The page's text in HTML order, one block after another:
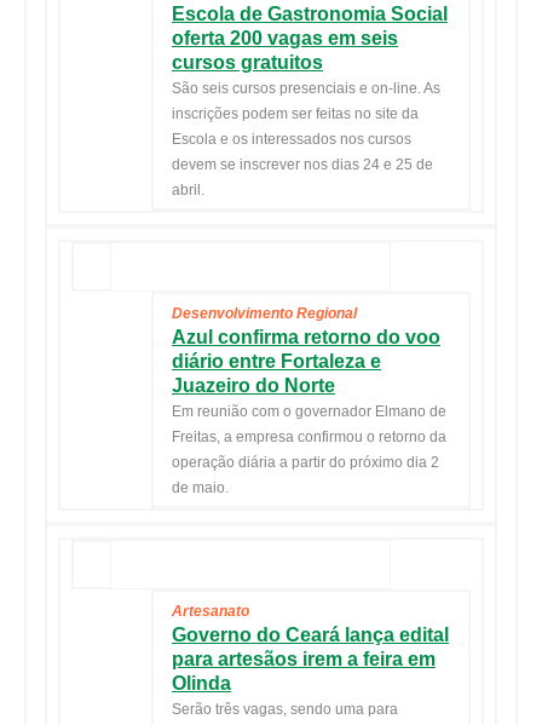
Escola de Gastronomia Social
oferta 200 vagas em seis
cursos gratuitos
São seis cursos presenciais e on-line. As
inscrições podem ser feitas no site da
Escola e os interessados nos cursos
devem se inscrever nos dias 24 e 25 de
abril .
Desenvolvimento Regional
Azul confirma retorno do voo
diário entre Fortaleza e
Juazeiro do Norte
Em reunião com o governador Elmano de
Freitas, a empresa confirmou o retorno da
operação diária a partir do próximo dia 2
de maio.
Artesanato
Governo do Ceará lança edital
para artesãos irem a feira em
Olinda
Serão três vagas, sendo uma para